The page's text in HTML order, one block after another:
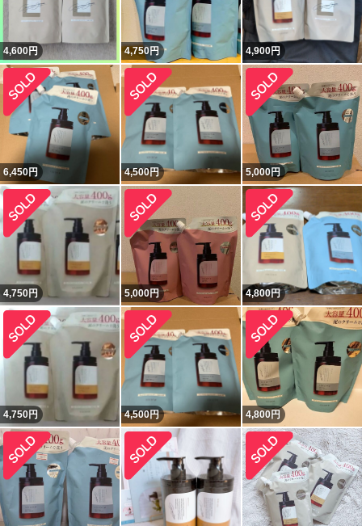
4,600円 4,750円 4,900円
6,450円 4,500円 5,000円
4,750円 5,000円 4,800円
4,750円 4,500円 4,800円